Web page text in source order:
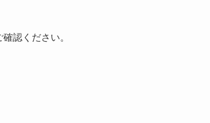
認ください。